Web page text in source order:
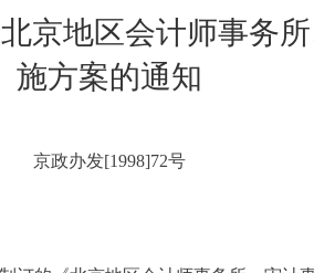
京地区会计师事务
施方案的通知
京政办发[1998]72号